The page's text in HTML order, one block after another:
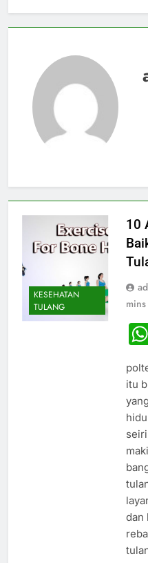
KESEHATAN
TULANG
10
mins
itu
dan